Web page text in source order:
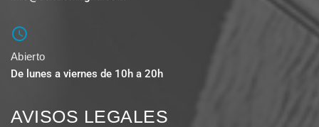
Abierto
De lunes a viernes de 10h a 20h
AVISOS LEGALES